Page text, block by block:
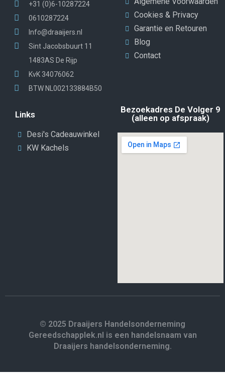
+31 (0)6-10287224
0610287224
Info@draaijers.nl
Sint Jacobsbuurt 11
1483AS De Rijp
KvK 34076062
BTW NL002133884B50
Cookies & Privacy
Garantie en Retouren
Blog
Contact
Links
Desi's Cadeauwinkel
KW Kachels
Bezoekadres De Volger 9
(alleen op afspraak)
© 2025 Draaijers Handelsonderneming
Gereedschapplek.nl is een handelsnaam van
Draaijers handelsonderneming.